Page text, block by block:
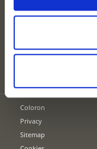
Coloron
Privacy
Sitemap